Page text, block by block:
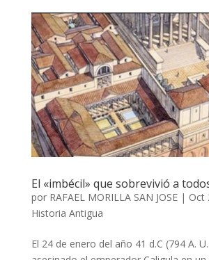
El «imbécil» que sobrevivió a
por RAFAEL MORILLA SAN JOSE| Oct
Historia Antigua
El 24 de enero del año 41 d.C (794 A.